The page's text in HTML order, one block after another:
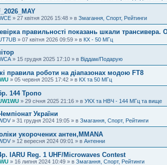
» 27 квітня 2026 15:48 » в Змагання, Спорт, Рейтинги
правильності показань шкали трансивера.
» 07 квітня 2026 09:59 » в КХ - 50 МГц
» 15 грудня 2025 17:10 » в Віддам/Подарую
правила роботи на діапазонах модою FT8
» 05 червня 2025 17:42 » в КХ та 50 МГц
144 Тропо
» 29 січня 2025 21:16 » в УКХ та НВЧ - 144 МГц та вище
України
» 31 грудня 2024 19:05 » в Змагання, Спорт, Рейтинги
укорочених антен,MMANA
» 12 вересня 2024 09:01 » в Антенни
IARU Reg. 1 UHF/Microwaves Contest
» 16 липня 2024 10:49 » в Змагання, Спорт, Рейтинги